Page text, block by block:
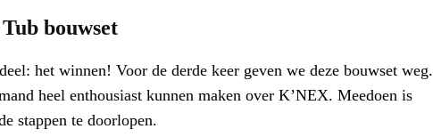
bouwset
het winnen! Voor de derde keer geven we deze bouwset weg.
heel enthousiast kunnen maken over K’NEX. Meedoen is
stappen te doorlopen.